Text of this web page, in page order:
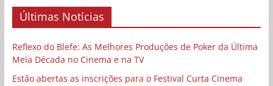
Últimas Notícias
Reflexo do Blefe: As Melhores Produções de Poker da Última
Meia Década no Cinema e na TV
Estão abertas as inscrições para o Festival Curta Cinema